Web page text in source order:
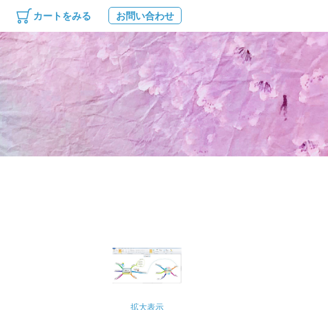
カートをみる お問い合わせ
拡大表示